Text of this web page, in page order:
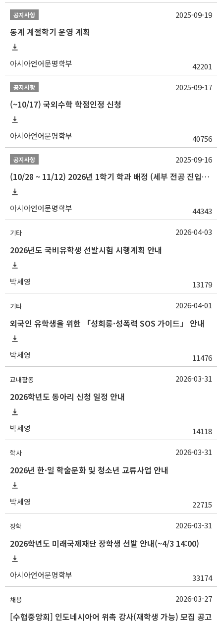
공지사항
동계 계절학기 운영 계획
아시아언어문명학부 42201
2025-09-19
공지사항
(~10/17) 국외수학 학점인정 신청
아시아언어문명학부 40756
2025-09-17
공지사항
(10/28 ~ 11/12) 2026년 1학기 학과 배정 (세부 전공 진입) 안내
아시아언어문명학부 44343
2025-09-16
기타
2026년도 국비유학생 선발시험 시행계획 안내
박세영 13179
2026-04-03
기타
외국인 유학생을 위한 「성희롱·성폭력 SOS 가이드」 안내
박세영 11476
2026-04-01
교내활동
2026학년도 동아리 신청 일정 안내
박세영 14118
2026-03-31
학사
2026년 한·일 학술문화 및 청소년 교류사업 안내
박세영 22715
2026-03-31
장학
2026학년도 미래국제재단 장학생 선발 안내(~4/3 14:00)
아시아언어문명학부 33174
2026-03-31
채용
[수협중앙회] 인도네시아어 위촉 강사(재학생 가능) 모집 공고
2026-03-27